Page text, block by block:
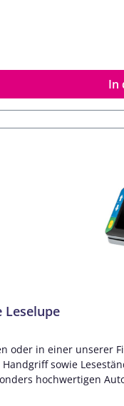
und einer
sowie beste Abbildungsqualität
fache Vergrößerung
Nutzung,
zum Aufstellen auf
sowie
Sehfeld (35 mm)
durch zusätzlichen HDMI
von Bildern auf
USB-C
zum Durchführen
Nicht im
In
Leselupe
oder in einer
sowie
hochwertigen